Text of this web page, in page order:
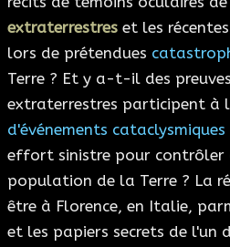
extraterrestres et les
lors de prétendues
Terre ? Et y a-t-il des
extraterrestres participent à
d'événements cataclysmiques
effort sinistre pour contrôler
population de la Terre ? La
être à Florence, en Italie,
et les papiers secrets de l'un